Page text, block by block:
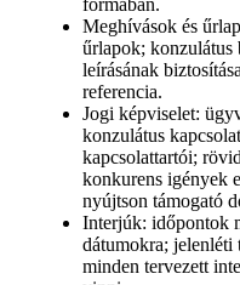
formában.
Meghívások és
űrlapok; konzulátus
leírásának
referencia.
Jogi képviselet:
konzulátus
kapcsolattartói;
konkurens igények
nyújtson támogató
Interjúk: időpontok
dátumokra; jelenléti
minden tervezett